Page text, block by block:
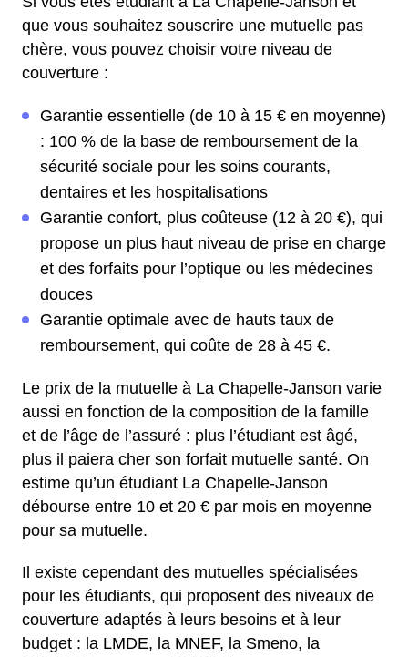
que vous souhaitez souscrire une mutuelle pas
chère, vous pouvez choisir votre niveau de
couverture :
Garantie essentielle (de 10 à 15 € en moyenne)
: 100 % de la base de remboursement de la
sécurité sociale pour les soins courants,
dentaires et les hospitalisations
Garantie confort, plus coûteuse (12 à 20 €), qui
propose un plus haut niveau de prise en charge
et des forfaits pour l’optique ou les médecines
douces
Garantie optimale avec de hauts taux de
remboursement, qui coûte de 28 à 45 €.
Le prix de la mutuelle à La Chapelle-Janson varie
aussi en fonction de la composition de la famille
et de l’âge de l’assuré : plus l’étudiant est âgé,
plus il paiera cher son forfait mutuelle santé. On
estime qu’un étudiant La Chapelle-Janson
débourse entre 10 et 20 € par mois en moyenne
pour sa mutuelle.
Il existe cependant des mutuelles spécialisées
pour les étudiants, qui proposent des niveaux de
couverture adaptés à leurs besoins et à leur
budget : la LMDE, la MNEF, la Smeno, la